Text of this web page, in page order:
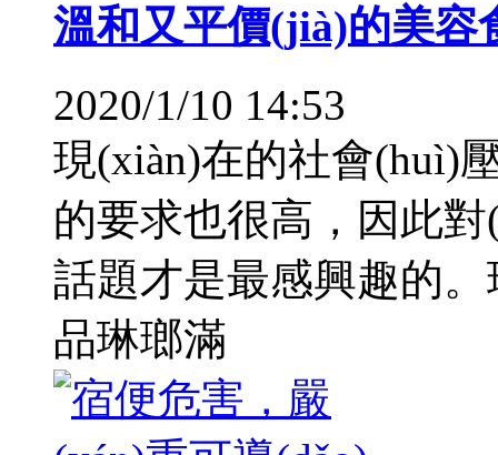
溫和又平價(jià)的美容
2020/1/10 14:53
現(xiàn)在的社會(huì)
的要求也很高，因此
話題才是最感興趣的
品琳瑯滿